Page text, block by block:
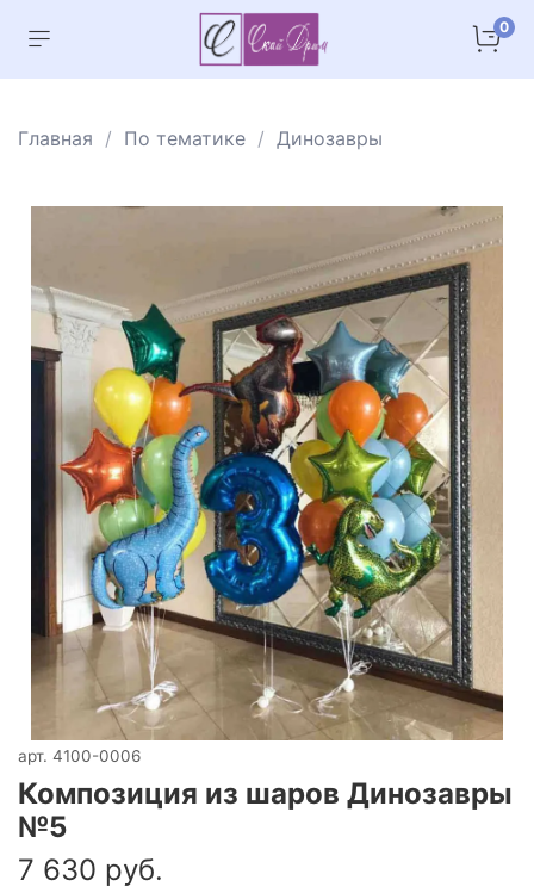
0
Главная По тематике Динозавры
арт. 4100-0006
Композиция из шаров Динозавры
№5
7 630 руб.